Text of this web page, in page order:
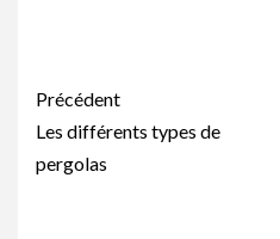
Navigation
d’article
Précédent
Les différents types de
pergolas